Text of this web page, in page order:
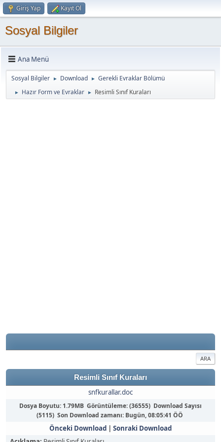
Giriş Yap Kayıt Ol
Sosyal Bilgiler
Ana Menü
Sosyal Bilgiler ► Download ► Gerekli Evraklar Bölümü
► Hazır Form ve Evraklar ► Resimli Sınıf Kuraları
ARA
Resimli Sınıf Kuraları
snfkurallar.doc
Dosya Boyutu: 1.79MB Görüntüleme: (36555) Download Sayısı
(5115) Son Download zamanı: Bugün, 08:05:41 ÖÖ
Önceki Download | Sonraki Download